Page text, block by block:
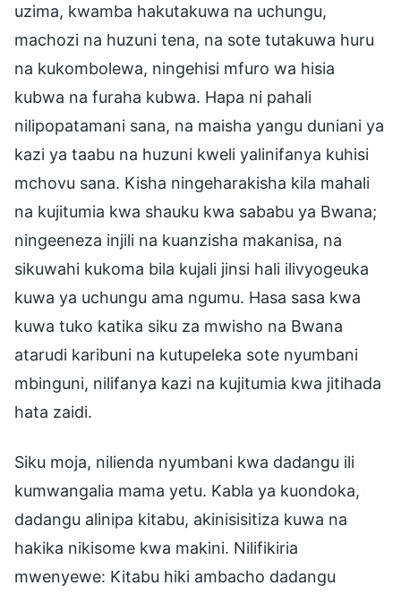
uzima, kwamba hakutakuwa na uchungu,
machozi na huzuni tena, na sote tutakuwa huru
na kukombolewa, ningehisi mfuro wa hisia
kubwa na furaha kubwa. Hapa ni pahali
nilipopatamani sana, na maisha yangu duniani ya
kazi ya taabu na huzuni kweli yalinifanya kuhisi
mchovu sana. Kisha ningeharakisha kila mahali
na kujitumia kwa shauku kwa sababu ya Bwana;
ningeeneza injili na kuanzisha makanisa, na
sikuwahi kukoma bila kujali jinsi hali ilivyogeuka
kuwa ya uchungu ama ngumu. Hasa sasa kwa
kuwa tuko katika siku za mwisho na Bwana
atarudi karibuni na kutupeleka sote nyumbani
mbinguni, nilifanya kazi na kujitumia kwa jitihada
hata zaidi.
Siku moja, nilienda nyumbani kwa dadangu ili
kumwangalia mama yetu. Kabla ya kuondoka,
dadangu alinipa kitabu, akinisisitiza kuwa na
hakika nikisome kwa makini. Nilifikiria
mwenyewe: Kitabu hiki ambacho dadangu